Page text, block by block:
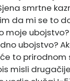
smrtne
da mi se to
moje
ubojstvo?
to prirodnom
misli